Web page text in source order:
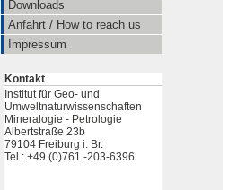
Downloads
Anfahrt / How to reach us
Impressum
Kontakt
Institut für Geo- und
Umweltnaturwissenschaften
Mineralogie - Petrologie
Albertstraße 23b
79104 Freiburg i. Br.
Tel.: +49 (0)761 -203-6396